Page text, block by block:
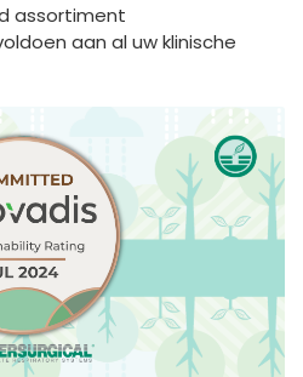
assortiment
aan al uw klinische